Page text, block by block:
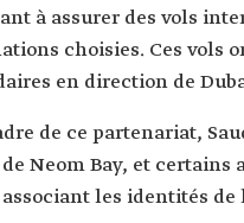
à assurer des vols
choisies. Ces vols
en direction de
de ce partenariat,
Neom Bay, et
les identités de